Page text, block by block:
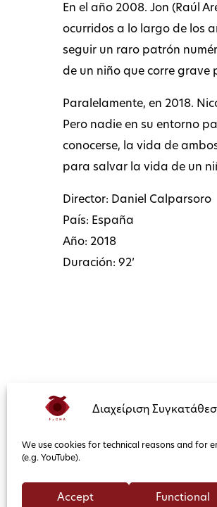
Διαχείριση
We use cookies for technical reasons and for
(e.g. YouTube).
Accept Functional
En el año 2008. Jon (Raúl
ocurridos a lo largo de los
seguir un raro patrón
de un niño que corre grave
Paralelamente, en 2018.
Pero nadie en su entorno
conocerse, la vida de
para salvar la vida de un
Director: Daniel Calparsoro
País: España
Año: 2018
Duración: 92’